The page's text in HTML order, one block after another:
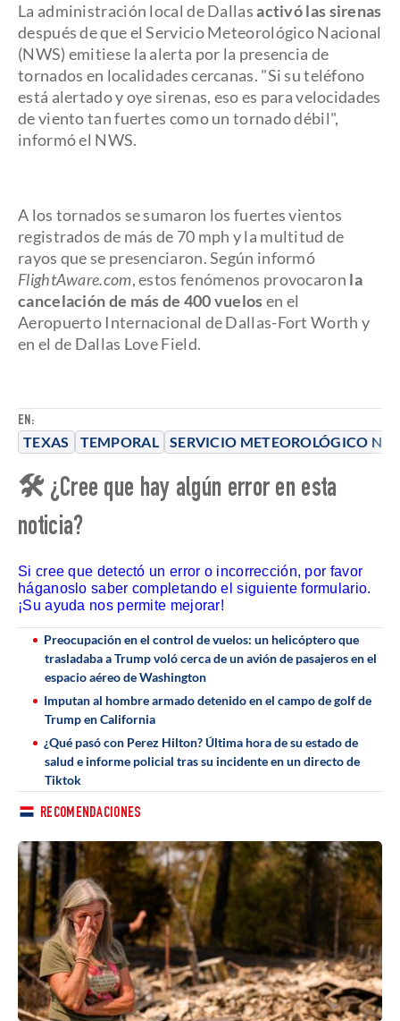
EN:
TEXAS TEMPORAL SERVICIO METEOROLÓGICO
La administración local de Dallasactivó las sirenas
después de que el Servicio Meteorológico Nacional
(NWS) emitiese la alerta por la presencia de
tornados en localidades cercanas. "Si su teléfono
está alertado y oye sirenas, eso es para velocidades
de viento tan fuertes como un tornado débil",
informó el NWS.
A los tornados se sumaron los fuertes vientos
registrados de más de 70 mph y la multitud de
rayos que se presenciaron. Según informó
FlightAware.com, estos fenómenos provocaron la
cancelación de más de 400 vuelosen el
Aeropuerto Internacional de Dallas-Fort Worth y
en el de Dallas Love Field.
🛠 ¿Cree que hay algún error en esta
noticia?
Si cree que detectó un error o incorrección, por favor
háganoslo saber completando el siguiente formulario.
¡Su ayuda nos permite mejorar!
Preocupación en el control de vuelos: un helicóptero que
trasladaba a Trump voló cerca de un avión de pasajeros en el
espacio aéreo de Washington
Imputan al hombre armado detenido en el campo de golf de
Trump en California
¿Qué pasó con Perez Hilton? Última hora de su estado de
salud e informe policial tras su incidente en un directo de
Tiktok
RECOMENDACIONES